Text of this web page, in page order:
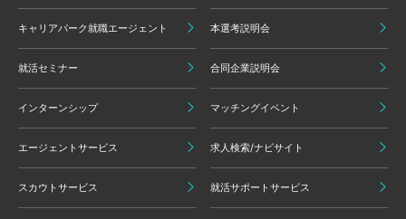
キャリアパーク就職エージェント 本選考説明会
就活セミナー 合同企業説明会
インターンシップ マッチングイベント
エージェントサービス 求人検索/ナビサイト
スカウトサービス 就活サポートサービス